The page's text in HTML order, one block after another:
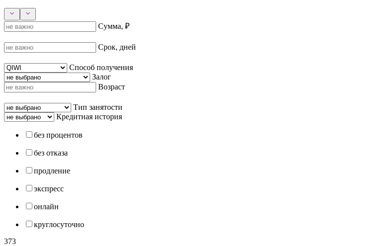
Сумма, ₽
Срок, дней
Способ получения
Залог
Возраст
Тип занятости
Кредитная история
без процентов
без отказа
продление
экспресс
онлайн
круглосуточно
373